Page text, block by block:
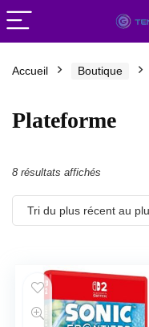
Accueil Boutique
Plateforme
8 résultats affichés
du
plus
plus
ancien
Tri du plus récent au